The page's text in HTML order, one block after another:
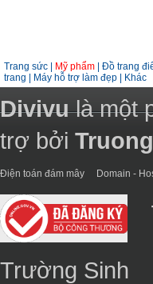
Trang sức Mỹ phẩm Đồ trang
trang
Máy hỗ trợ làm đẹp Khác
Divivulà một
trợ bởi
Điện toán đám mây Domain -
Trường Sinh